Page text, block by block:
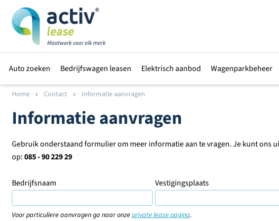
Auto zoeken Bedrijfswagen leasen Elektrisch aanbod Wagenparkbeheer
Home Contact Informatie aanvragen
Informatie aanvragen
Gebruik onderstaand formulier om meer informatie aan te vragen. Je kunt
op:085 - 90 229 29
Bedrijfsnaam Vestigingsplaats
Voor particuliere aanvragen ga naar onzeprivate lease pagina.